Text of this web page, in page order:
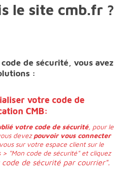
le site cmb.fr ?
de sécurité, vous avez
:
votre code de
CMB:
votre code de sécurité, pour le
devezpouvoir vous connecter
sur votre espace client sur le
"Mon code de sécurité" et cliquez
de sécurité par courrier".